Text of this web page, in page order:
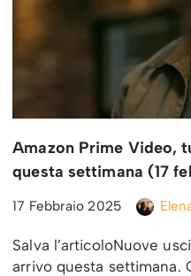
Amazon Prime Video,
questa settimana (17
17 Febbraio 2025
Salva l’articoloNuove
arrivo questa settimana.